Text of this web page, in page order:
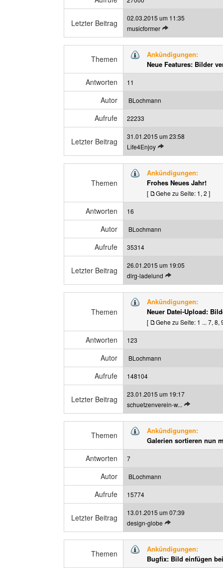
g
n
z
Letzter Beitrag
02.03.2015 um 11:35
musicformer L
e
t
z
t
r
a
g
n
z
e
Themen
Ankündigungen:
Neue Features: Bilder
Antworten 11
Autor BLochmann
Aufrufe 22233
Letzter Beitrag
31.01.2015 um 23:58
Life4Enjoy L
e
t
z
t
e
a
g
a
n
z
e
i
n
Themen
Ankündigungen:
Frohes Neues Jahr!
[ Gehe zu Seite: 1, 2 ]
Antworten 16
Autor BLochmann
Aufrufe 35314
Letzter Beitrag
26.01.2015 um 19:05
dlrg-ladelund L
e
t
z
t
e
a
g
a
n
z
e
Themen
Ankündigungen:
Neuer Datei-Upload:
[ Gehe zu Seite: 1 ... 7, 8,
Antworten 123
Autor BLochmann
Aufrufe 148104
Letzter Beitrag
23.01.2015 um 19:17
schuetzenverein-w... L
e
t
z
t
r
g
n
z
Themen
Ankündigungen:
Galerien sortieren nun
Antworten 7
Autor BLochmann
Aufrufe 15774
Letzter Beitrag
13.01.2015 um 07:39
design-globe L
e
t
z
t
Themen
Ankündigungen:
Bugfix: Bild einfügen